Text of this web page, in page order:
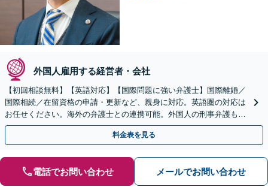
外国人雇用する経営者・会社
【初回相談無料】【英語対応】【国際問題に強い弁護士】国際離婚／
国際相続／在留資格の申請・更新など、親身に対応。英語圏の対応は
お任せください。海外の弁護士との連携可能。外国人の刑事弁護も承
ります【夜間・休日の相談可能】【徳重駅／神沢駅5分】
料金表を見る
電話でお問い合わせ メールでお問い合わせ